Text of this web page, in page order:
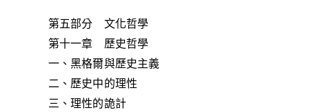
第五部分 文化哲學
第十一章 歷史哲學
一、黑格爾與歷史主義
二、歷史中的理性
三、理性的詭計